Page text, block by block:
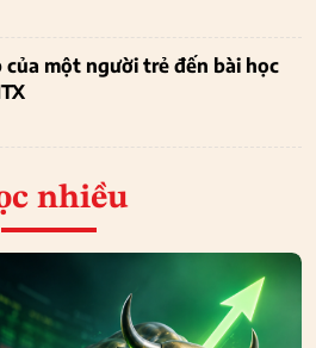
một người trẻ đến bài học
nhiều